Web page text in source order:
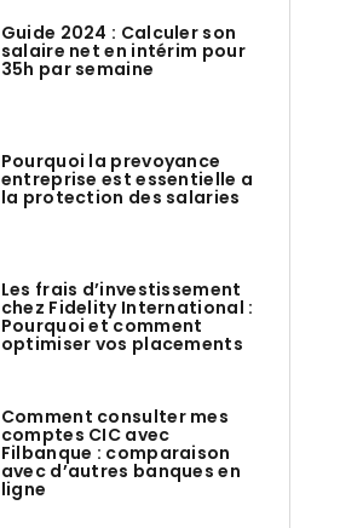
Guide 2024 : Calculer son
salaire net en intérim pour
35h par semaine
Pourquoi la prevoyance
entreprise est essentielle a
la protection des salaries
Les frais d’investissement
chez Fidelity International :
Pourquoi et comment
optimiser vos placements
Comment consulter mes
comptes CIC avec
Filbanque : comparaison
avec d’autres banques en
ligne